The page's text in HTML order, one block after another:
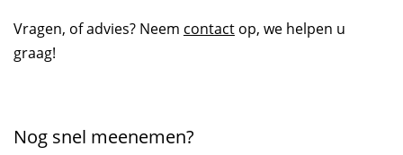
Vragen, of advies? Neem contactop, we helpen u
graag!
Nog snel meenemen?